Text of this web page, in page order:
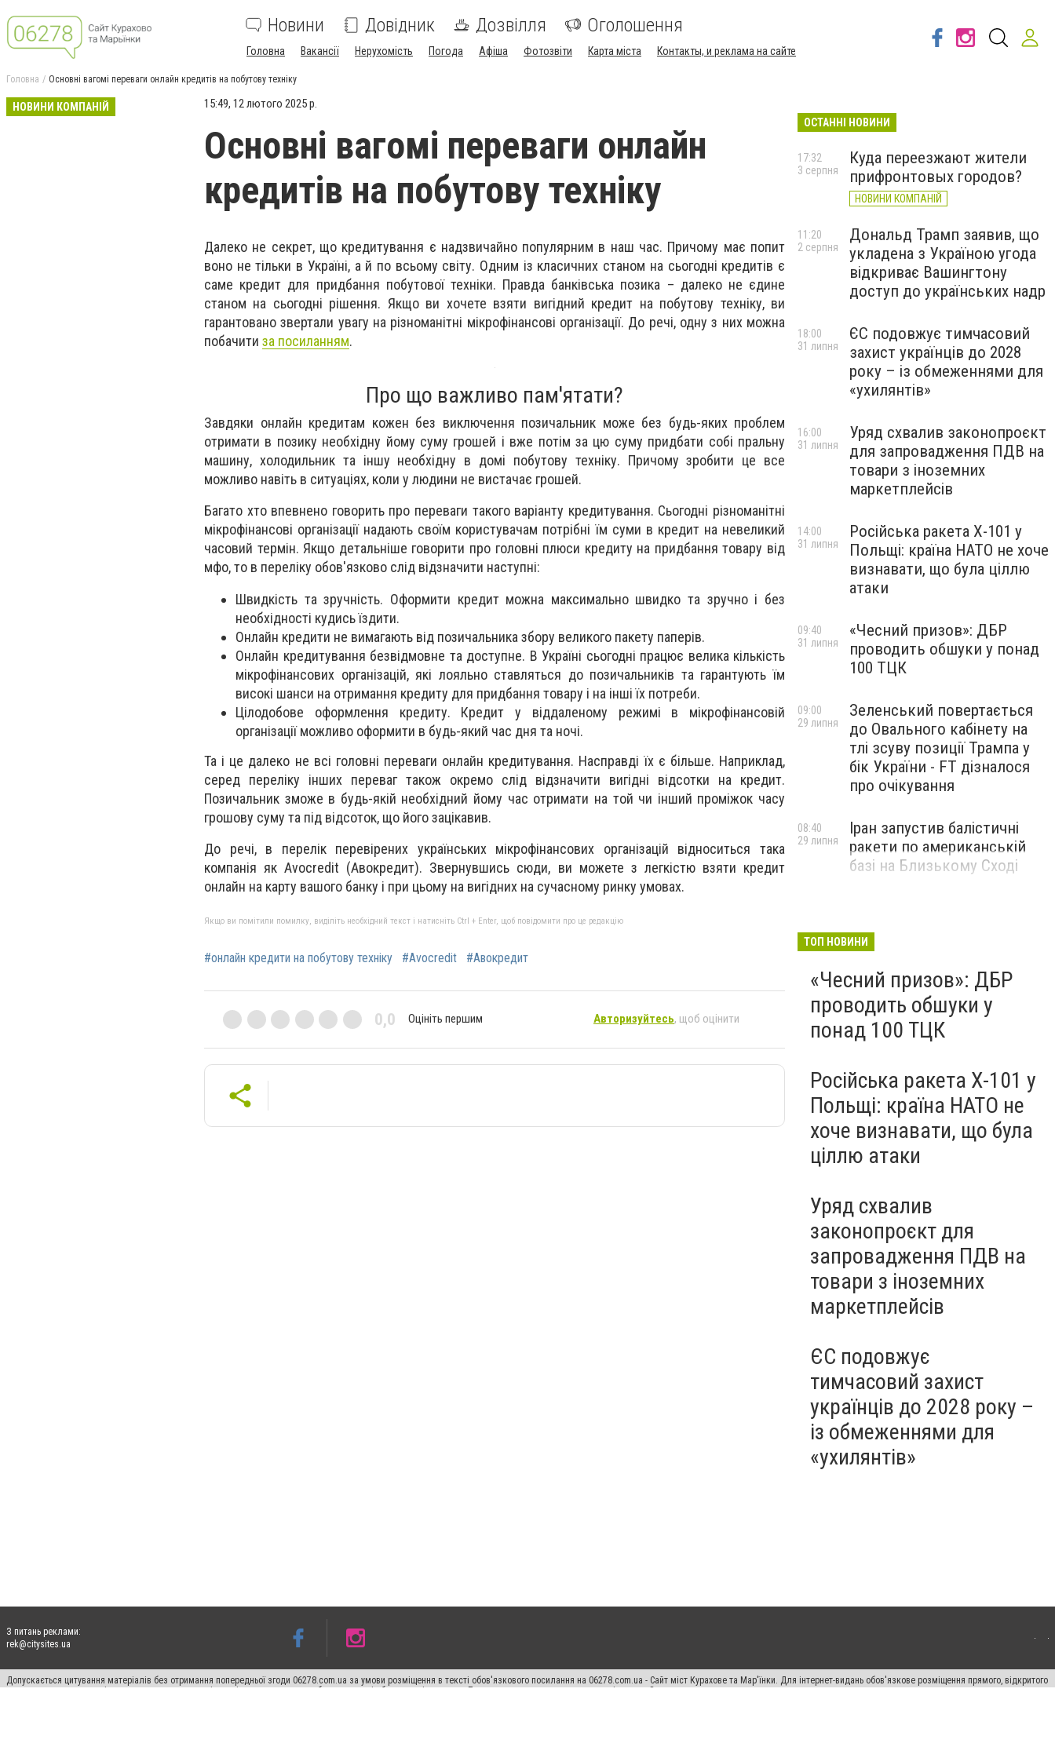
Новини Довідник Дозвілля Оголошення
Головна Вакансії Нерухомість Погода Афіша Фотозвіти Карта міста Контакты, и реклама на сайте
Головна Основні вагомі переваги онлайн кредитів на побутову техніку
НОВИНИ КОМПАНІЙ 15:49, 12 лютого 2025 р.
Основні вагомі переваги онлайн
кредитів на побутову техніку
Далеко не секрет, що кредитування є надзвичайно популярним в наш час. Причому має попит
воно не тільки в Україні, а й по всьому світу. Одним із класичних станом на сьогодні кредитів є
саме кредит для придбання побутової техніки. Правда банківська позика – далеко не єдине
станом на сьогодні рішення. Якщо ви хочете взяти вигідний кредит на побутову техніку, ви
гарантовано звертали увагу на різноманітні мікрофінансові організації. До речі, одну з них можна
побачити за посиланням.
Про що важливо пам'ятати?
Завдяки онлайн кредитам кожен без виключення позичальник може без будь-яких проблем
отримати в позику необхідну йому суму грошей і вже потім за цю суму придбати собі пральну
машину, холодильник та іншу необхідну в домі побутову техніку. Причому зробити це все
можливо навіть в ситуаціях, коли у людини не вистачає грошей.
Багато хто впевнено говорить про переваги такого варіанту кредитування. Сьогодні різноманітні
мікрофінансові організації надають своїм користувачам потрібні їм суми в кредит на невеликий
часовий термін. Якщо детальніше говорити про головні плюси кредиту на придбання товару від
мфо, то в переліку обов'язково слід відзначити наступні:
Швидкість та зручність. Оформити кредит можна максимально швидко та зручно і без
необхідності кудись їздити.
Онлайн кредити не вимагають від позичальника збору великого пакету паперів.
Онлайн кредитування безвідмовне та доступне. В Україні сьогодні працює велика кількість
мікрофінансових організацій, які лояльно ставляться до позичальників та гарантують їм
високі шанси на отримання кредиту для придбання товару і на інші їх потреби.
Цілодобове оформлення кредиту. Кредит у віддаленому режимі в мікрофінансовій
організації можливо оформити в будь-який час дня та ночі.
Та і це далеко не всі головні переваги онлайн кредитування. Насправді їх є більше. Наприклад,
серед переліку інших переваг також окремо слід відзначити вигідні відсотки на кредит.
Позичальник зможе в будь-якій необхідний йому час отримати на той чи інший проміжок часу
грошову суму та під відсоток, що його зацікавив.
До речі, в перелік перевірених українських мікрофінансових організацій відноситься така
компанія як Avocredit (Авокредит). Звернувшись сюди, ви можете з легкістю взяти кредит
онлайн на карту вашого банку і при цьому на вигідних на сучасному ринку умовах.
Якщо ви помітили помилку, виділіть необхідний текст і натисніть Ctrl + Enter, щоб повідомити про це редакцію
#онлайн кредити на побутову техніку #Avocredit #Авокредит
0,0 Оцініть першим Авторизуйтесь, щоб оцінити
ОСТАННІ НОВИНИ
Куда переезжают жители
прифронтовых городов?
НОВИНИ КОМПАНІЙ
17:32
3 серпня
Дональд Трамп заявив, що
укладена з Україною угода
відкриває Вашингтону
доступ до українських надр
11:20
2 серпня
ЄС подовжує тимчасовий
захист українців до 2028
року – із обмеженнями для
«ухилянтів»
18:00
31 липня
Уряд схвалив законопроєкт
для запровадження ПДВ на
товари з іноземних
маркетплейсів
16:00
31 липня
Російська ракета Х-101 у
Польщі: країна НАТО не хоче
визнавати, що була ціллю
атаки
14:00
31 липня
«Чесний призов»: ДБР
проводить обшуки у понад
100 ТЦК
09:40
31 липня
Зеленський повертається
до Овального кабінету на
тлі зсуву позиції Трампа у
бік України - FT дізналося
про очікування
09:00
29 липня
Іран запустив балістичні
ракети по американській
базі на Близькому Сході
08:40
29 липня
ТОП НОВИНИ
«Чесний призов»: ДБР
проводить обшуки у
понад 100 ТЦК
Російська ракета Х-101 у
Польщі: країна НАТО не
хоче визнавати, що була
ціллю атаки
Уряд схвалив
законопроєкт для
запровадження ПДВ на
товари з іноземних
маркетплейсів
ЄС подовжує
тимчасовий захист
українців до 2028 року –
із обмеженнями для
«ухилянтів»
З питань реклами:
rek@citysites.ua
Допускається цитування матеріалів без отримання попередньої згоди 06278.com.ua за умови розміщення в тексті обов'язкового посилання на 06278.com.ua - Сайт міст Курахове та Мар'їнки. Для інтернет-видань обов'язкове розміщення прямого, відкритого
для пошукових систем гіперпосилання на цитовані статті не нижче другого абзацу в тексті або в якості джерела. Порушення виняткових прав переслідується Законом.